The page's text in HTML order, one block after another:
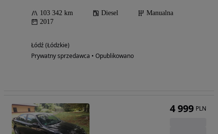
103 342 km Diesel
Manualna
2017
Łódź (Łódzkie)
Prywatny sprzedawca • Opublikowano
4 999 PLN